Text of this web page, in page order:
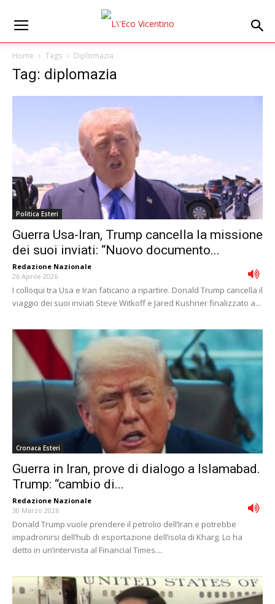
Home Tags Diplomazia
Tag: diplomazia
Politica Esteri
Guerra Usa-Iran, Trump cancella la missione
dei suoi inviati: “Nuovo documento...
Redazione Nazionale -
26 Aprile 2026
I colloqui tra Usa e Iran faticano a ripartire. Donald Trump cancella il
viaggio dei suoi inviati Steve Witkoff e Jared Kushner finalizzato a...
Cronaca Esteri
Guerra in Iran, prove di dialogo a Islamabad.
Trump: “cambio di...
Redazione Nazionale -
30 Marzo 2026
Donald Trump vuole prendere il petrolio dell’Iran e potrebbe
impadronirsi dell’hub di esportazione dell’isola di Kharg. Lo ha
detto in un’intervista al Financial Times....